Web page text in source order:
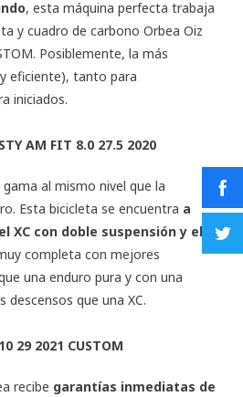
, esta máquina perfecta trabaja
y cuadro de carbono Orbea Oiz
Posiblemente, la más
eficiente), tanto para
iniciados.
AM FIT 8.0 27.5 2020
al mismo nivel que la
Esta bicicleta se encuentra a
XC con doble suspensión y el
completa con mejores
una enduro pura y con una
descensos que una XC.
29 2021 CUSTOM
recibe garantías inmediatas de